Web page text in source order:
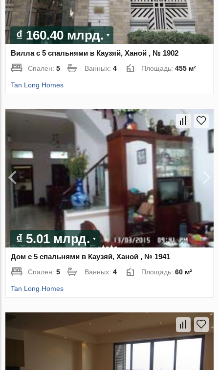
₫ 160.40 млрд.
Вилла с 5 спальнями в Каузяй, Ханой , № 1902
Спален:5 Ванных:4 Площадь:455 м²
Tan Long Homes
₫ 5.01 млрд.
Дом с 5 спальнями в Каузяй, Ханой , № 1941
Спален:5 Ванных:4 Площадь:60 м²
Tan Long Homes